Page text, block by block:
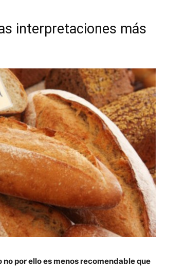
interpretaciones más
por ello es menos recomendable que